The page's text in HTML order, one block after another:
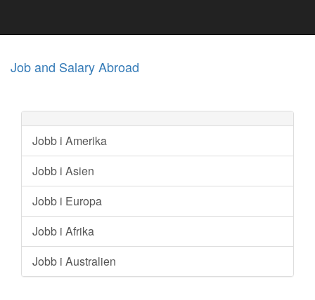
Job and Salary Abroad
Jobb i Amerika
Jobb i Asien
Jobb i Europa
Jobb i Afrika
Jobb i Australien